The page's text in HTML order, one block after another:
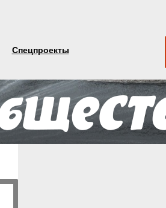
Спецпроекты